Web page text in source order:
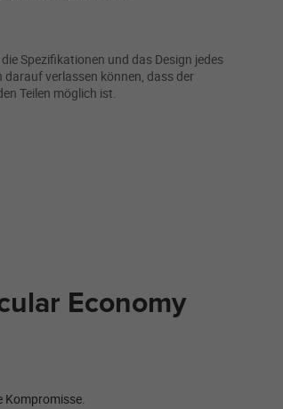
Spezifikationen und das Design jedes
verlassen können, dass der
Teilen möglich ist.
Economy
Kompromisse.